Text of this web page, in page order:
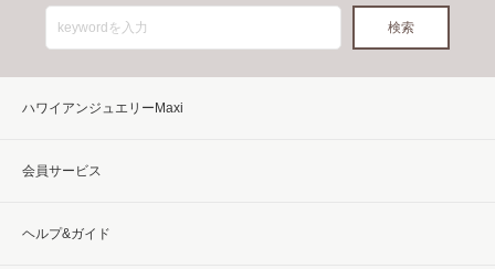
ハワイアンジュエリーMaxi
会員サービス
ヘルプ&ガイド